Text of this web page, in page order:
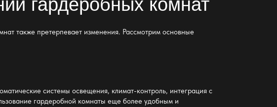
гардеробных комнат
также претерпевает изменения. Рассмотрим основные
системы освещения, климат-контроль, интеграция с
гардеробной комнаты еще более удобным и